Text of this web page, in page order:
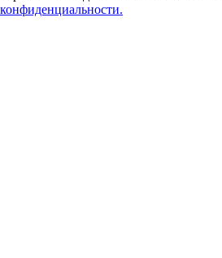
конфиденциальности.